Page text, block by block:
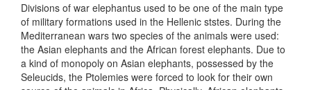
Divisions of war elephantus used to be one of the main type
of military formations used in the Hellenic ststes. During the
Mediterranean wars two species of the animals were used:
the Asian elephants and the African forest elephants. Due to
a kind of monopoly on Asian elephants, possessed by the
Seleucids, the Ptolemies were forced to look for their own